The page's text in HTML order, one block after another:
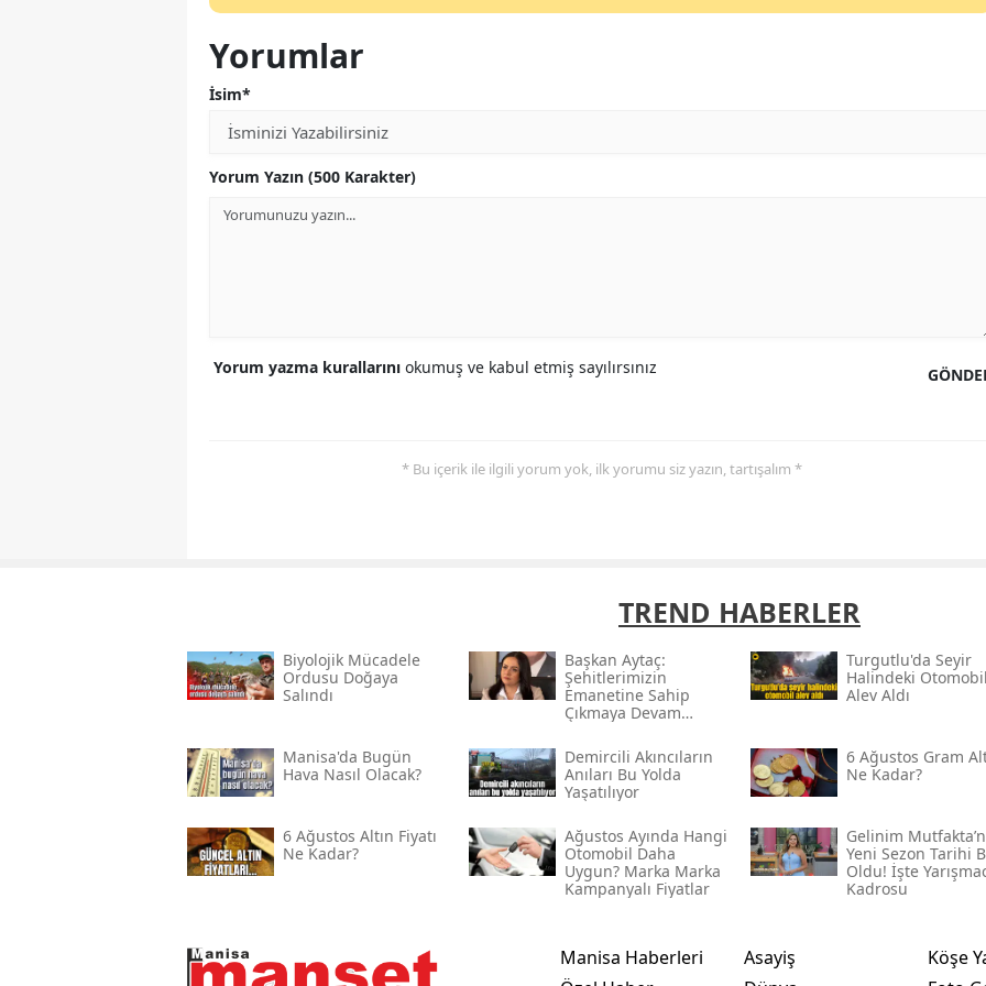
Yorumlar
İsim*
Yorum Yazın (500 Karakter)
Yorum yazma kurallarını okumuş ve kabul etmiş sayılırsınız
* Bu içerik ile ilgili yorum yok, ilk yorumu siz yazın, tartışalım *
TREND HABERLER
Biyolojik Mücadele
Ordusu Doğaya
Salındı
Başkan Aytaç:
Şehitlerimizin
Emanetine Sahip
Çıkmaya Devam
Turgutlu'da Seyir
Halindeki
Alev Aldı
Manisa'da Bugün
Hava Nasıl Olacak?
Demircili Akıncıların
Anıları Bu Yolda
Yaşatılıyor
6 Ağustos Gram
Ne Kadar?
6 Ağustos Altın Fiyatı
Ne Kadar?
Ağustos Ayında Hangi
Otomobil Daha
Uygun? Marka Marka
Kampanyalı Fiyatlar
Gelinim
Yeni Sezon Tarihi
Oldu! İşte
Kadrosu
Manisa Haberleri
Asayiş
Köşe